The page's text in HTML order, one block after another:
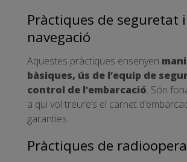
Pràctiques de seguretat i
navegació
Aquestes pràctiques ensenyen
bàsiques, ús de l’equip de
control de l’embarcació. Són
a qui vol treure’s el carnet
garanties.
Pràctiques de